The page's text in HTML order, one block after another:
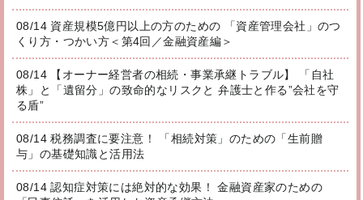
08/14 資産規模5億円以上の方のための 「資産管理会社」のつ
くり方・つかい方＜第4回／金融資産編＞
08/14 【オーナー経営者の相続・事業承継トラブル】 「自社
株」と「遺留分」の致命的なリスクと 弁護士と作る”会社を守
る盾”
08/14 税務調査に要注意！ 「相続対策」のための「生前贈
与」の基礎知識と活用法
08/14 認知症対策には絶対的な効果！ 金融資産家のための